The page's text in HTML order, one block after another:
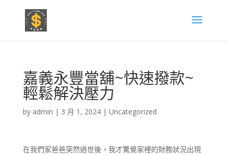
嘉義永豐當舖~快速撥款~
輕鬆解決壓力
by admin | 3 月 1, 2024| Uncategorized
在我們家爸爸突然過世後，我才驚覺家裡的財務狀況出現